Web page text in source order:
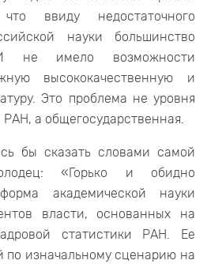
ввиду недостаточного
науки большинство
не имело возможности
высококачественную и
Это проблема не уровня
а общегосударственная.
бы сказать словами самой
«Горько и обидно
академической науки
власти, основанных на
статистики РАН. Ее
по изначальному сценарию на